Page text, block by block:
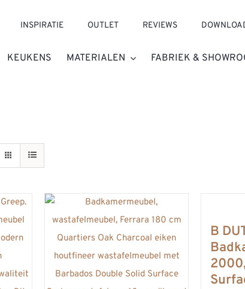
INSPIRATIE OUTLET REVIEWS
KEUKENS MATERIALEN FABRIEK &
B